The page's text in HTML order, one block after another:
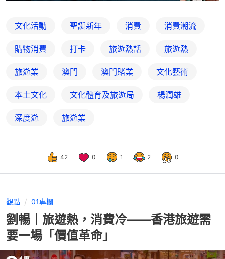
文化活動 聖誕新年 消費 消費潮流
購物消費 打卡 旅遊熱話 旅遊熱
旅遊業 澳門 澳門賭業 文化藝術
本土文化 文化體育及旅遊局 楊潤雄
深度遊 旅遊業
42 0 1 2 0
觀點 01專欄
劉暢｜旅遊熱，消費冷——香港旅遊需
要一場「價值革命」